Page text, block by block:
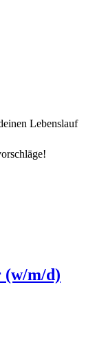
Lebenslauf
(w/m/d)